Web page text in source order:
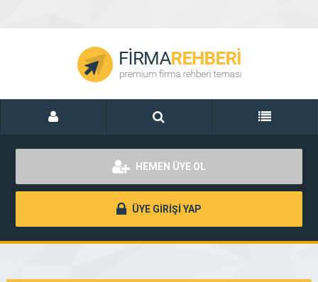
HEMEN ÜYE OL
ÜYE GİRİŞİ YAP